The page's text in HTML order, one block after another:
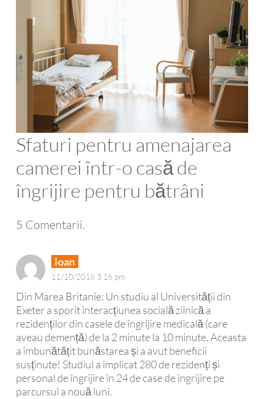
Sfaturi pentru amenajarea
camerei într-o casă de
îngrijire pentru bătrâni
5 Comentarii.
Ioan
11/10/2018 3:16 pm
Din Marea Britanie: Un studiu al Universității din
Exeter a sporit interacțiunea socială zilnică a
rezidenților din casele de îngrijire medicală (care
aveau demență) de la 2 minute la 10 minute. Aceasta
a îmbunătățit bunăstarea și a avut beneficii
susținute! Studiul a implicat 280 de rezidenți și
personal de îngrijire în 24 de case de îngrijire pe
parcursul a nouă luni.